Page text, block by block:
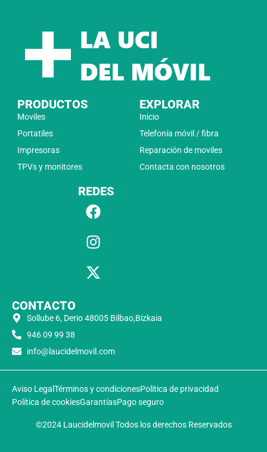
PRODUCTOS
Moviles
Portatiles
Impresoras
TPVs y monitores
EXPLORAR
Inicio
Telefonía móvil / fibra
Reparación de moviles
Contacta con nosotros
REDES
CONTACTO
Sollube 6, Derio 48005 Bilbao,Bizkaia
946 09 99 38
info@laucidelmovil.com
Aviso LegalTérminos y condicionesPolítica de privacidad
Política de cookiesGarantíasPago seguro
©2024 Laucidelmovil Todos los derechos Reservados